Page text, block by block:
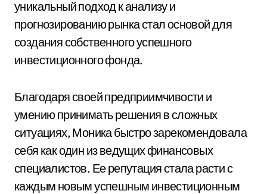
уникальный подход к анализу и
прогнозированию рынка стал основой для
создания собственного успешного
инвестиционного фонда.
Благодаря своей предприимчивости и
умению принимать решения в сложных
ситуациях, Моника быстро зарекомендовала
себя как один из ведущих финансовых
специалистов. Ее репутация стала расти с
каждым новым успешным инвестиционным